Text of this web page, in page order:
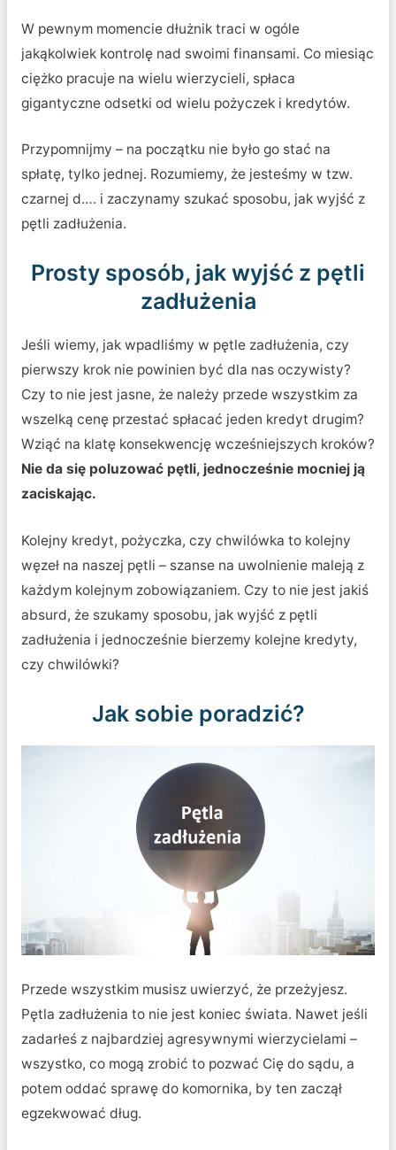
W pewnym momencie dłużnik traci w ogóle
jakąkolwiek kontrolę nad swoimi finansami. Co miesiąc
ciężko pracuje na wielu wierzycieli, spłaca
gigantyczne odsetki od wielu pożyczek i kredytów.
Przypomnijmy – na początku nie było go stać na
spłatę, tylko jednej. Rozumiemy, że jesteśmy w tzw.
czarnej d…. i zaczynamy szukać sposobu, jak wyjść z
pętli zadłużenia.
Prosty sposób, jak wyjść z pętli
zadłużenia
Jeśli wiemy, jak wpadliśmy w pętle zadłużenia, czy
pierwszy krok nie powinien być dla nas oczywisty?
Czy to nie jest jasne, że należy przede wszystkim za
wszelką cenę przestać spłacać jeden kredyt drugim?
Wziąć na klatę konsekwencję wcześniejszych kroków?
Nie da się poluzować pętli, jednocześnie mocniej ją
zaciskając.
Kolejny kredyt, pożyczka, czy chwilówka to kolejny
węzeł na naszej pętli – szanse na uwolnienie maleją z
każdym kolejnym zobowiązaniem. Czy to nie jest jakiś
absurd, że szukamy sposobu, jak wyjść z pętli
zadłużenia i jednocześnie bierzemy kolejne kredyty,
czy chwilówki?
Jak sobie poradzić?
Przede wszystkim musisz uwierzyć, że przeżyjesz.
Pętla zadłużenia to nie jest koniec świata. Nawet jeśli
zadarłeś z najbardziej agresywnymi wierzycielami –
wszystko, co mogą zrobić to pozwać Cię do sądu, a
potem oddać sprawę do komornika, by ten zaczął
egzekwować dług.